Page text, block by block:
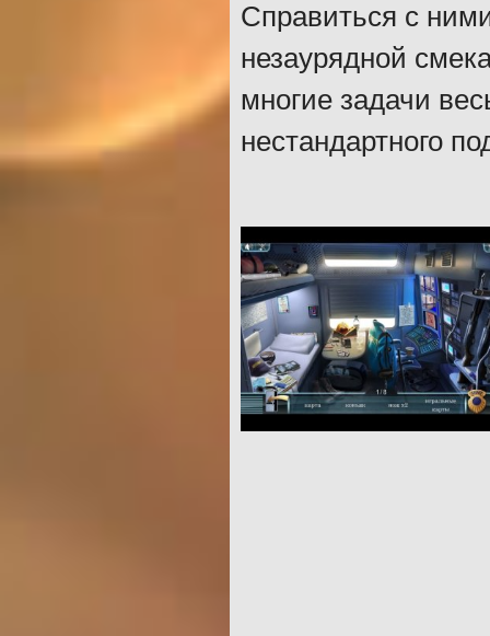
Справиться с
незаурядной
многие задачи
нестандартного